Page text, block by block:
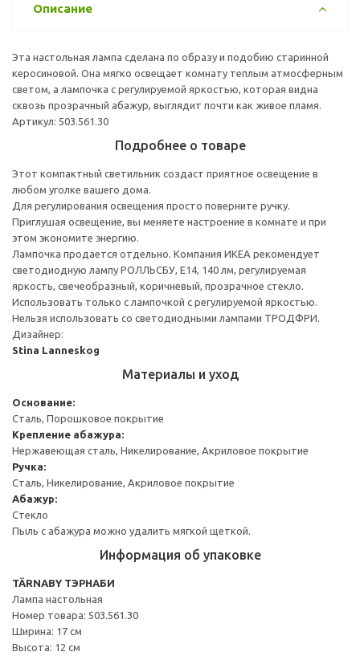
Описание
Эта настольная лампа сделана по образу и подобию старинной
керосиновой. Она мягко освещает комнату теплым атмосферным
светом, а лампочка с регулируемой яркостью, которая видна
сквозь прозрачный абажур, выглядит почти как живое пламя.
Артикул: 503.561.30
Подробнее о товаре
Этот компактный светильник создаст приятное освещение в
любом уголке вашего дома.
Для регулирования освещения просто поверните ручку.
Приглушая освещение, вы меняете настроение в комнате и при
этом экономите энергию.
Лампочка продается отдельно. Компания ИКЕА рекомендует
светодиодную лампу РОЛЛЬСБУ, E14, 140 лм, регулируемая
яркость, свечеобразный, коричневый, прозрачное стекло.
Использовать только с лампочкой с регулируемой яркостью.
Нельзя использовать со светодиодными лампами ТРОДФРИ.
Дизайнер:
Stina Lanneskog
Материалы и уход
Основание:
Сталь, Порошковое покрытие
Крепление абажура:
Нержавеющая сталь, Никелирование, Акриловое покрытие
Ручка:
Сталь, Никелирование, Акриловое покрытие
Абажур:
Стекло
Пыль с абажура можно удалить мягкой щеткой.
Информация об упаковке
TÄRNABY ТЭРНАБИ
Лампа настольная
Номер товара: 503.561.30
Ширина: 17 см
Высота: 12 см